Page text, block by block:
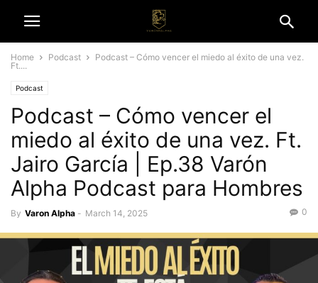
Home Podcast
Podcast – Cómo vencer el miedo al éxito de una vez.
Ft....
Podcast
Podcast – Cómo vencer el
miedo al éxito de una vez. Ft.
Jairo García | Ep.38 Varón
Alpha Podcast para Hombres
By Varon Alpha - March 14, 2025 0